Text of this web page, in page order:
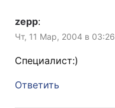
zepp:
Чт, 11 Мар, 2004 в 03:26
Специалист:)
Ответить